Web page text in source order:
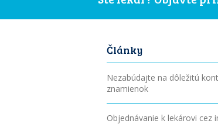
Články
Nezabúdajte na dôležitú
znamienok
Objednávanie k lekárovi cez